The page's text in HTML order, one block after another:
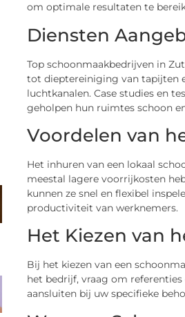
om optimale resultaten te
Diensten
Top schoonmaakbedrijven in
tot dieptereiniging van tapijten
luchtkanalen. Case studies en
geholpen hun ruimtes schoon
Voordelen van
Het inhuren van een lokaal
meestal lagere voorrijkosten
kunnen ze snel en flexibel
productiviteit van werknemers.
Het Kiezen van
Bij het kiezen van een
het bedrijf, vraag om
aansluiten bij uw specifieke